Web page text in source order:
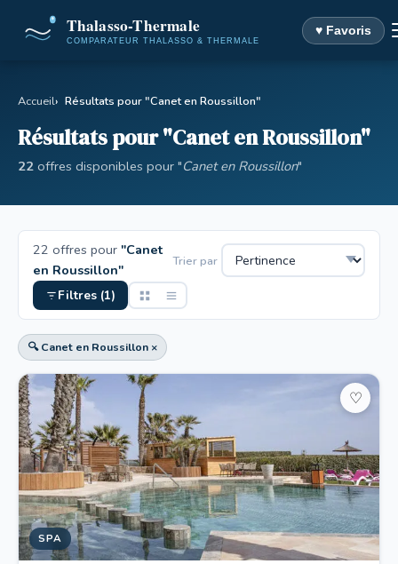
♥ Favoris
Accueil Résultats pour "Canet en Roussillon"
Résultats pour "Canet en Roussillon"
22 offres disponibles pour "Canet en Roussillon"
22 offres pour "Canet
en Roussillon"
Trier par
Filtres (1)
🔍 Canet en Roussillon ×
SPA
♡